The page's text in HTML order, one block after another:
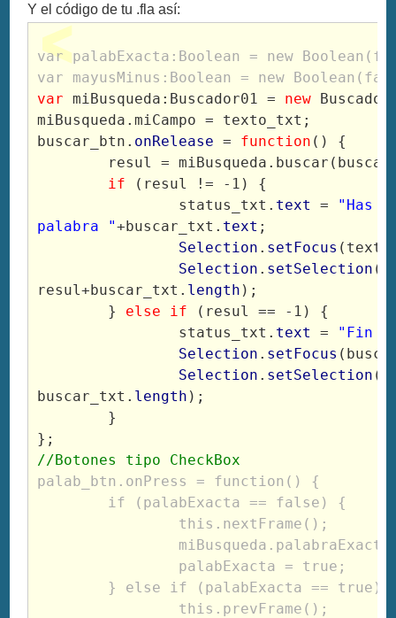
Y el código de tu .fla así:
var palabExacta:Boolean = new
var mayusMinus:Boolean = new
var miBusqueda:Buscador01 = new
miBusqueda.miCampo = texto_txt;
buscar_btn. onRelease = function () {
resul =
if (resul != -1) {
		status_txt.
text = "Has
palabra "+buscar_txt. text ;
Selection . setFocus
Selection . setSelection
resul+buscar_txt. length );
	}
else if (resul == -1) {
		status_txt.
text = "Fin
Selection . setFocus
Selection . setSelection
buscar_txt. length );
	}
};
//Botones tipo CheckBox
palab_btn.onPress = function() {
	if (palabExacta == false) {
		this.nextFrame();
		palabExacta = true;
} else if (palabExacta == true)
		this.prevFrame();